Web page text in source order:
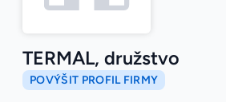
TERMAL, družstvo
POVÝŠIT PROFIL FIRMY